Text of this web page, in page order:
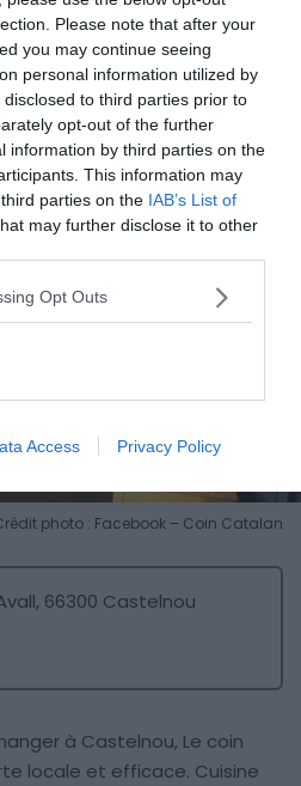
Please note that after your
you may continue seeing
personal information utilized by
to third parties prior to
opt-out of the further
information by third parties on the
This information may
parties on the IAB’s List of
may further disclose it to other
Opt Outs
Access Privacy Policy
pour monter le Canigou ?
autour de Collioure
photo : Facebook – Coin Catalan
66300 Castelnou
à Castelnou, Le coin
locale et efficace. Cuisine